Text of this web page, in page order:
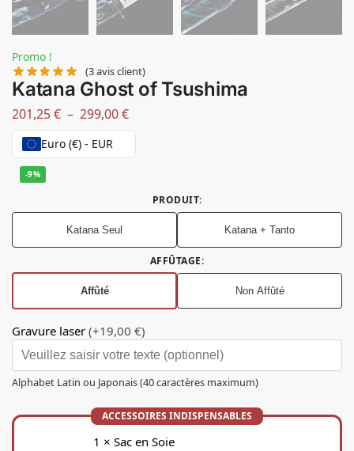
Promo !
(3avis client)
Katana Ghost of Tsushima
201,25€ – 299,00€
Euro (€) - EUR
-9%
PRODUIT:
Katana Seul Katana + Tanto
AFFÛTAGE:
Affûté Non Affûté
Gravure laser (+19,00 €)
Alphabet Latin ou Japonais (40 caractères maximum)
1 × Sac en Soie